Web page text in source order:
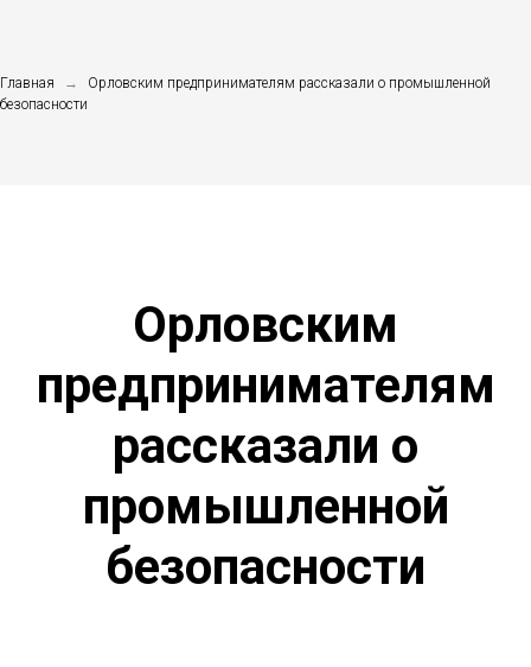
Главная →
Орловским предпринимателям рассказали о промышленной
безопасности
Орловским
предпринимателям
рассказали о
промышленной
безопасности